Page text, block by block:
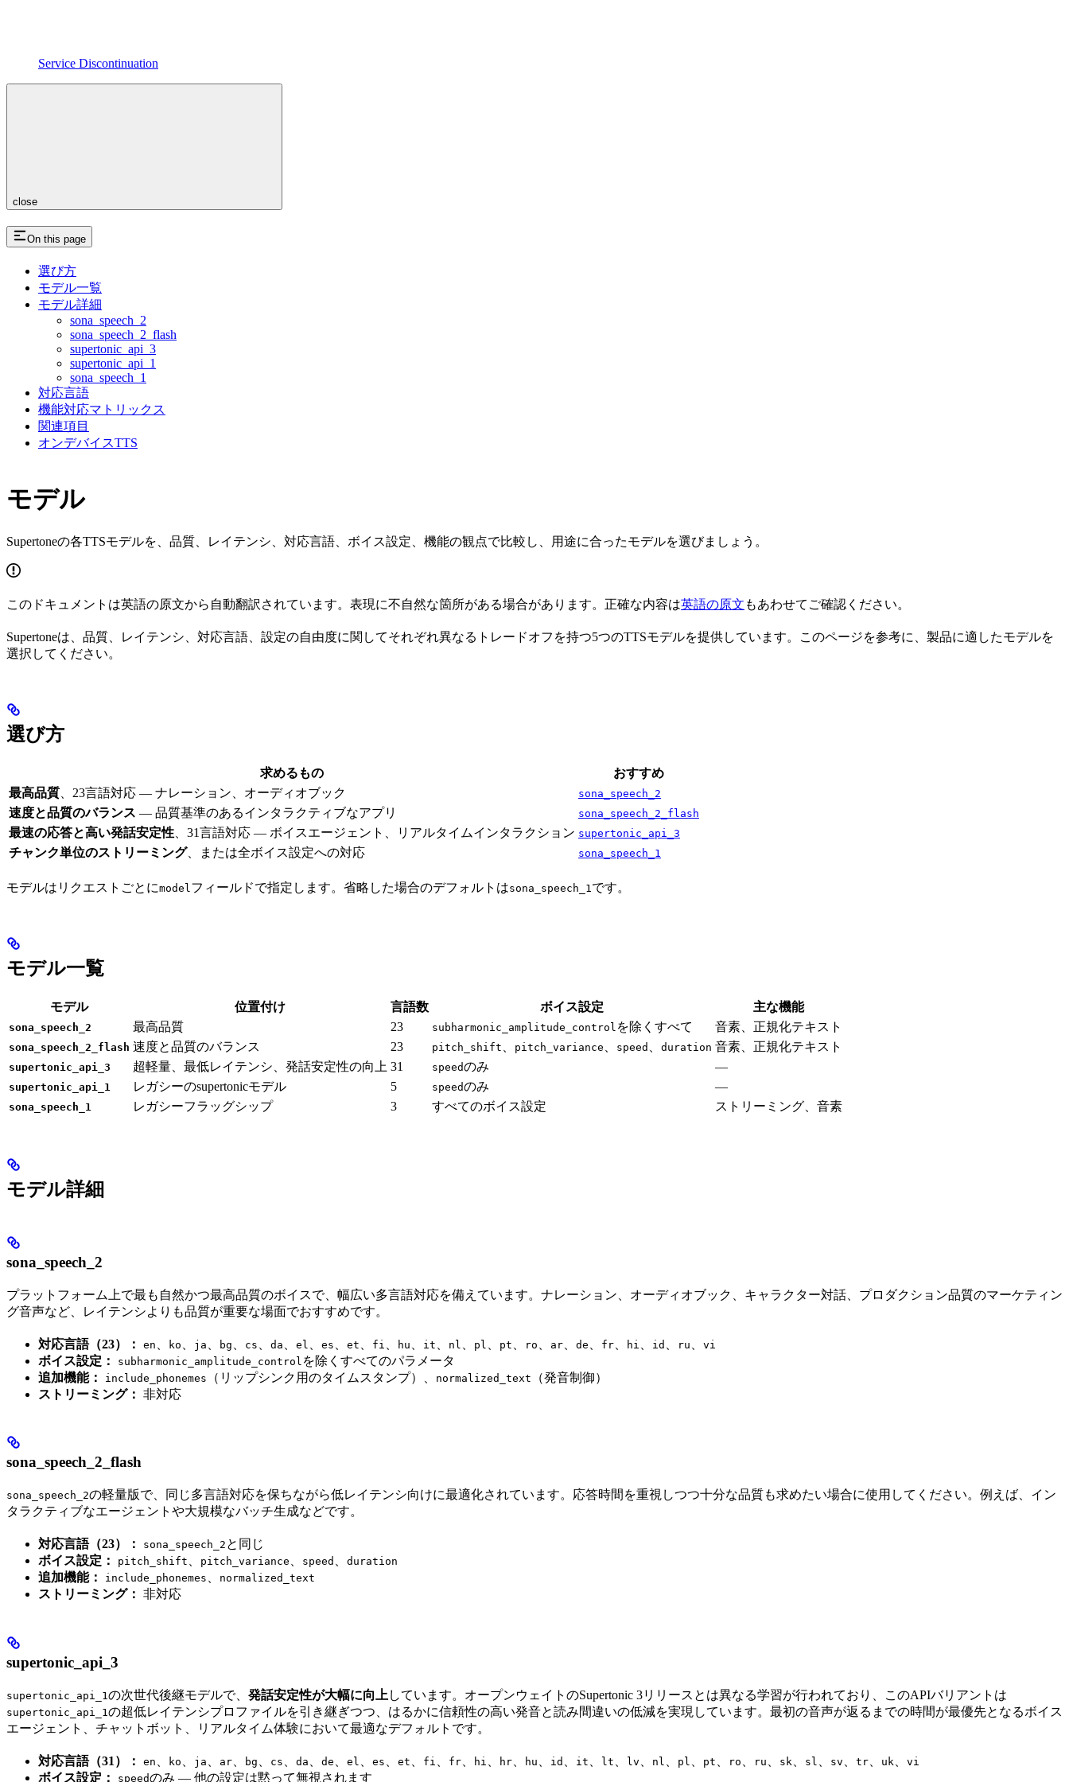
Service Discontinuation
close
On this page
選び方
モデル一覧
モデル詳細
sona_speech_2
sona_speech_2_flash
supertonic_api_3
supertonic_api_1
sona_speech_1
対応言語
機能対応マトリックス
関連項目
オンデバイスTTS
モデル
Supertoneの各TTSモデルを、品質、レイテンシ、対応言語、ボイス設定、機能の観点で比較し、用途に合ったモデルを選びましょう。
このドキュメントは英語の原文から自動翻訳されています。表現に不自然な箇所がある場合があります。正確な内容は英語の原文 もあわせてご確認ください。
Supertoneは、品質、レイテンシ、対応言語、設定の自由度に関してそれぞれ異なるトレードオフを持つ5つのTTSモデルを提供しています。このページを参考に、製品に適したモデルを
選択してください。
選び方
求めるもの
おすすめ
最高品質 、23言語対応 — ナレーション、オーディオブック sona_speech_2
速度と品質のバランス — 品質基準のあるインタラクティブなアプリ sona_speech_2_flash
最速の応答と高い発話安定性 、31言語対応 — ボイスエージェント、リアルタイムインタラクション supertonic_api_3
チャンク単位のストリーミング、または全ボイス設定への対応 sona_speech_1
モデルはリクエストごとにmodel フィールドで指定します。省略した場合のデフォルトはsona_speech_1 です。
モデル一覧
モデル 位置付け 言語数 ボイス設定 主な機能
sona_speech_2 最高品質 23 subharmonic_amplitude_control を除くすべて 音素、正規化テキスト
sona_speech_2_flash 速度と品質のバランス 23 pitch_shift pitch_variance speed duration 音素、正規化テキスト
supertonic_api_3 超軽量、最低レイテンシ、発話安定性の向上 31 speedのみ —
supertonic_api_1 レガシーのsupertonicモデル 5 speedのみ —
sona_speech_1 レガシーフラッグシップ 3 すべてのボイス設定 ストリーミング、音素
モデル詳細
sona_speech_2
プラットフォーム上で最も自然かつ最高品質のボイスで、幅広い多言語対応を備えています。ナレーション、オーディオブック、キャラクター対話、プロダクション品質のマーケティン
グ音声など、レイテンシよりも品質が重要な場面でおすすめです。
対応言語（23）： en ko ja bg cs da el es et fi hu it nl pl pt ro ar de fr hi id ru vi
ボイス設定： subharmonic_amplitude_control を除くすべてのパラメータ
追加機能：
include_phonemes （リップシンク用のタイムスタンプ）、 normalized_text
（発音制御）
ストリーミング： 非対応
sona_speech_2_flash
sona_speech_2の軽量版で、同じ多言語対応を保ちながら低レイテンシ向けに最適化されています。応答時間を重視しつつ十分な品質も求めたい場合に使用してください。例えば、イン
タラクティブなエージェントや大規模なバッチ生成などです。
対応言語（23）： sona_speech_2 と同じ
ボイス設定：
pitch_shift pitch_variance speed duration
追加機能： include_phonemes normalized_text
ストリーミング： 非対応
supertonic_api_3
supertonic_api_1の次世代後継モデルで、 発話安定性が大幅に向上 しています。オープンウェイトのSupertonic 3リリースとは異なる学習が行われており、このAPIバリアントは
supertonic_api_1の超低レイテンシプロファイルを引き継ぎつつ、はるかに信頼性の高い発音と読み間違いの低減を実現しています。最初の音声が返るまでの時間が最優先となるボイス
エージェント、チャットボット、リアルタイム体験において最適なデフォルトです。
対応言語（31）： en ko ja ar bg cs da de el es et fi fr hi hr hu id it lt lv nl pl pt ro ru sk sl sv tr uk vi
ボイス設定： speedのみ — 他の設定は黙って無視されます